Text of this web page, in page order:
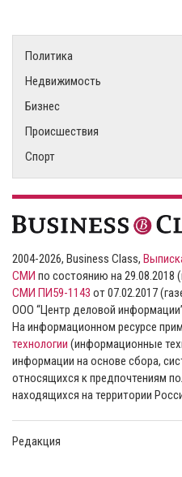
Политика
Недвижимость
Бизнес
Происшествия
Спорт
2004-2026, Business Class,
СМИ по состоянию на 29.08.2018
СМИ ПИ59-1143 от 07.02.2017
ООО “Центр деловой
На информационном ресурсе
технологии (информационные
информации на основе сбора,
относящихся к предпочтениям
находящихся на территории
Редакция